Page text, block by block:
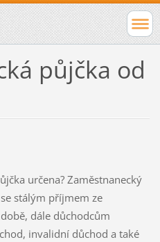
půjčka od
určena? Zaměstnanecký
stálým příjmem ze
dále důchodcům
invalidní důchod a také